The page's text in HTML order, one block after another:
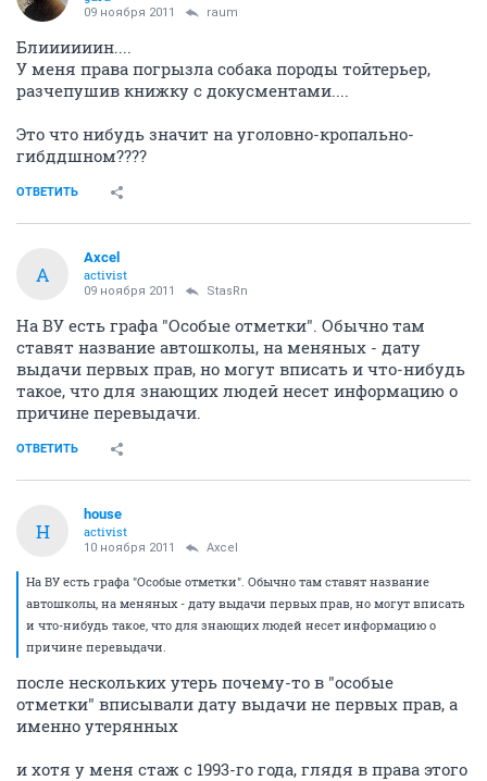
09 ноября 2011 raum
Блиииииин....
У меня права погрызла собака породы тойтерьер,
разчепушив книжку с докусментами....
Это что нибудь значит на уголовно-кропально-
гибддшном????
ОТВЕТИТЬ
A
Axcel
activist
09 ноября 2011 StasRn
На ВУ есть графа "Особые отметки". Обычно там
ставят название автошколы, на меняных - дату
выдачи первых прав, но могут вписать и что-нибудь
такое, что для знающих людей несет информацию о
причине перевыдачи.
ОТВЕТИТЬ
H
house
activist
10 ноября 2011 Axcel
На ВУ есть графа "Особые отметки". Обычно там ставят название
автошколы, на меняных - дату выдачи первых прав, но могут вписать
и что-нибудь такое, что для знающих людей несет информацию о
причине перевыдачи.
после нескольких утерь почему-то в "особые
отметки" вписывали дату выдачи не первых прав, а
именно утерянных
и хотя у меня стаж с 1993-го года, глядя в права этого